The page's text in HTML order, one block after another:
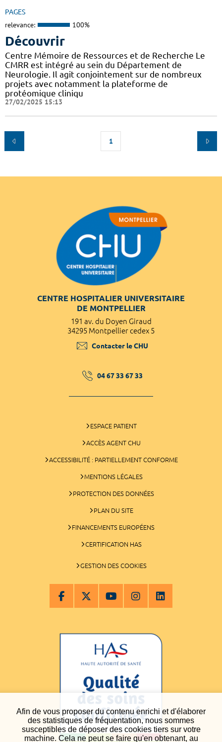
Afin de vous proposer du contenu enrichi et d'élaborer
des statistiques de fréquentation, nous sommes
susceptibles de déposer des cookies tiers sur votre
machine. Cela ne peut se faire qu'en obtenant, au
PAGES
relevance: 100%
Découvrir
Centre Mémoire de Ressources et de Recherche Le
CMRR est intégré au sein du Département de
Neurologie. Il agit conjointement sur de nombreux
projets avec notamment la plateforme de
protéomique cliniqu
27/02/2025 15:13
1
CENTRE HOSPITALIER UNIVERSITAIRE
DE MONTPELLIER
191 av. du Doyen Giraud
34295 Montpellier cedex 5
Contacter le CHU
04 67 33 67 33
ESPACE PATIENT
ACCÈS AGENT CHU
ACCESSIBILITÉ : PARTIELLEMENT CONFORME
MENTIONS LÉGALES
PROTECTION DES DONNÉES
PLAN DU SITE
FINANCEMENTS EUROPÉENS
CERTIFICATION HAS
GESTION DES COOKIES